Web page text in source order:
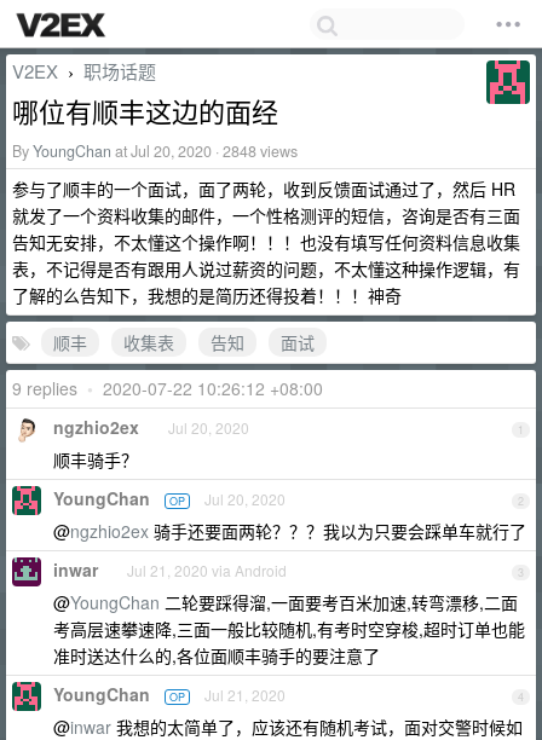
V2EX › 职场话题
哪位有顺丰这边的面经
ByYoungChan at Jul 20, 2020 · 2848 views
参与了顺丰的一个面试，面了两轮，收到反馈面试通过了，然后 HR
就发了一个资料收集的邮件，一个性格测评的短信，咨询是否有三面
告知无安排，不太懂这个操作啊！！！也没有填写任何资料信息收集
表，不记得是否有跟用人说过薪资的问题，不太懂这种操作逻辑，有
了解的么告知下，我想的是简历还得投着！！！神奇
顺丰
收集表 告知
面试
9 replies • 2020-07-22 10:26:12 +08:00
1
ngzhio2ex Jul 20, 2020
顺丰骑手？
2
YoungChan OP Jul 20, 2020
@ngzhio2ex 骑手还要面两轮？？？我以为只要会踩单车就行了
3
inwar Jul 21, 2020 via Android
@YoungChan 二轮要踩得溜,一面要考百米加速,转弯漂移,二面
考高层速攀速降,三面一般比较随机,有考时空穿梭,超时订单也能
准时送达什么的,各位面顺丰骑手的要注意了
4
YoungChan OP Jul 21, 2020
@inwar 我想的太简单了，应该还有随机考试，面对交警时候如